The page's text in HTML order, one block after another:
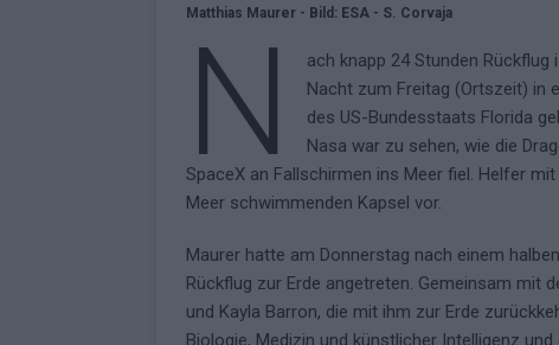
KOMMENTAR
[ Mai 2026 ] ESC-Halbfinale 2: Das
EXTRA
[ Juni 2026 ] Monaco, Sallys Café,
[ Mai 2026 ] DARA gewinnt verdient,
Matthias Maurer - Bild: ESA - S. Corvaja
N
ach knapp 24 Stunden
Nacht zum Freitag (Ortszeit) in
des US-Bundesstaats Florida
Nasa war zu sehen, wie die
SpaceX an Fallschirmen ins Meer fiel. Helfer
Meer schwimmenden Kapsel vor.
Maurer hatte am Donnerstag nach einem
Rückflug zur Erde angetreten. Gemeinsam mit
und Kayla Barron, die mit ihm zur Erde
Biologie, Medizin und künstlicher Intelligenz